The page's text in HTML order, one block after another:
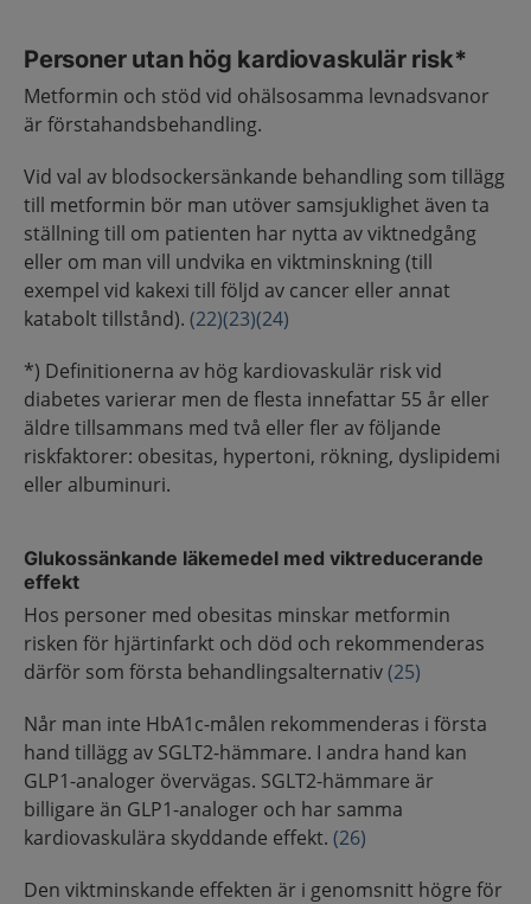
Personer utan hög kardiovaskulär risk*
Metformin och stöd vid ohälsosamma levnadsvanor
är förstahandsbehandling.
Vid val av blodsockersänkande behandling som tillägg
till metformin bör man utöver samsjuklighet även ta
ställning till om patienten har nytta av viktnedgång
eller om man vill undvika en viktminskning (till
exempel vid kakexi till följd av cancer eller annat
katabolt tillstånd). (22)(23)(24)
*) Definitionerna av hög kardiovaskulär risk vid
diabetes varierar men de flesta innefattar 55 år eller
äldre tillsammans med två eller fler av följande
riskfaktorer: obesitas, hypertoni, rökning, dyslipidemi
eller albuminuri.
Glukossänkande läkemedel med viktreducerande
effekt
Hos personer med obesitas minskar metformin
risken för hjärtinfarkt och död och rekommenderas
därför som första behandlingsalternativ(25)
Når man inte HbA1c-målen rekommenderas i första
hand tillägg av SGLT2-hämmare. I andra hand kan
GLP1-analoger övervägas. SGLT2-hämmare är
billigare än GLP1-analoger och har samma
kardiovaskulära skyddande effekt. (26)
Den viktminskande effekten är i genomsnitt högre för